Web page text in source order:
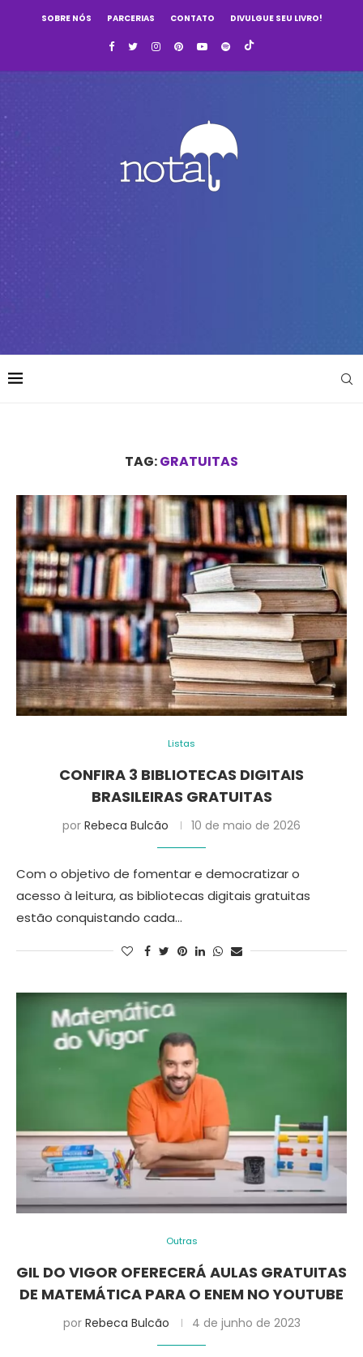
SOBRE NÓS PARCERIAS CONTATO DIVULGUE SEU LIVRO!
TAG:GRATUITAS
Listas
CONFIRA 3 BIBLIOTECAS DIGITAIS
BRASILEIRAS GRATUITAS
por Rebeca Bulcão 10 de maio de 2026
Com o objetivo de fomentar e democratizar o
acesso à leitura, as bibliotecas digitais gratuitas
estão conquistando cada…
Outras
GIL DO VIGOR OFERECERÁ AULAS GRATUITAS
DE MATEMÁTICA PARA O ENEM NO YOUTUBE
por Rebeca Bulcão 4 de junho de 2023